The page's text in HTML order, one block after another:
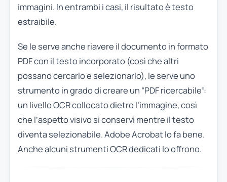
immagini. In entrambi i casi, il risultato è testo
estraibile.
Se le serve anche riavere il documento in formato
PDF con il testo incorporato (così che altri
possano cercarlo e selezionarlo), le serve uno
strumento in grado di creare un “PDF ricercabile”:
un livello OCR collocato dietro l’immagine, così
che l’aspetto visivo si conservi mentre il testo
diventa selezionabile. Adobe Acrobat lo fa bene.
Anche alcuni strumenti OCR dedicati lo offrono.